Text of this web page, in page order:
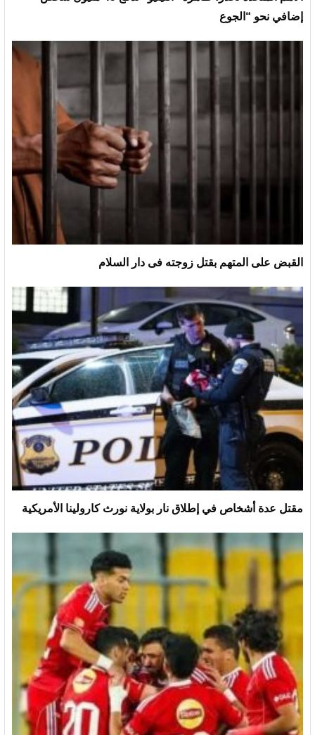
إضافي نحو “الجوع
القبض على المتهم بقتل زوجته فى دار السلام
مقتل عدة أشخاص في إطلاق نار بولاية نورث كارولينا الأمريكية